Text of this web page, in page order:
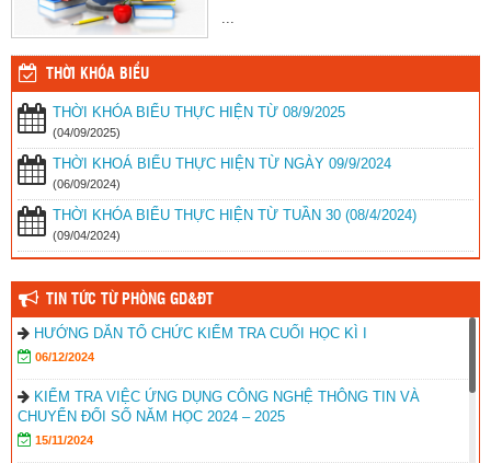
THỜI KHÓA BIỂU
THỜI KHÓA BIỂU THỰC HIỆN TỪ 08/9/2025
(04/09/2025)
THỜI KHOÁ BIỂU THỰC HIỆN TỪ NGÀY 09/9/2024
(06/09/2024)
THỜI KHÓA BIỂU THỰC HIỆN TỪ TUẦN 30 (08/4/2024)
(09/04/2024)
TIN TỨC TỪ PHÒNG GD&ĐT
HƯỚNG DẪN TỔ CHỨC KIỂM TRA CUỐI HỌC KÌ I
06/12/2024
KIỂM TRA VIỆC ỨNG DỤNG CÔNG NGHỆ THÔNG TIN VÀ
CHUYỂN ĐỔI SỐ NĂM HỌC 2024 – 2025
15/11/2024